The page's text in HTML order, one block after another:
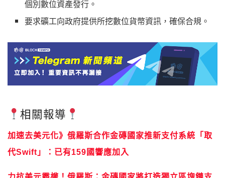
個別數位資產發行。
要求礦工向政府提供所挖數位貨幣資訊，確保合規。
相關報導
加速去美元化》俄羅斯合作金磚國家推新支付系統「取
代Swift」：已有159國響應加入